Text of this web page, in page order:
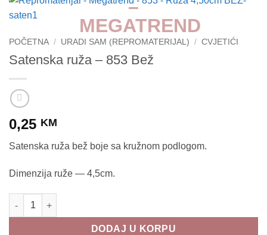
POČETNA / URADI SAM (REPROMATERIJAL) / CVJETIĆI
Satenska ruža – 853 Bež
0,25 KM
Satenska ruža bež boje sa kružnom podlogom.
Dimenzija ruže — 4,5cm.
Satenska ruža - 853 Bež količina
DODAJ U KORPU